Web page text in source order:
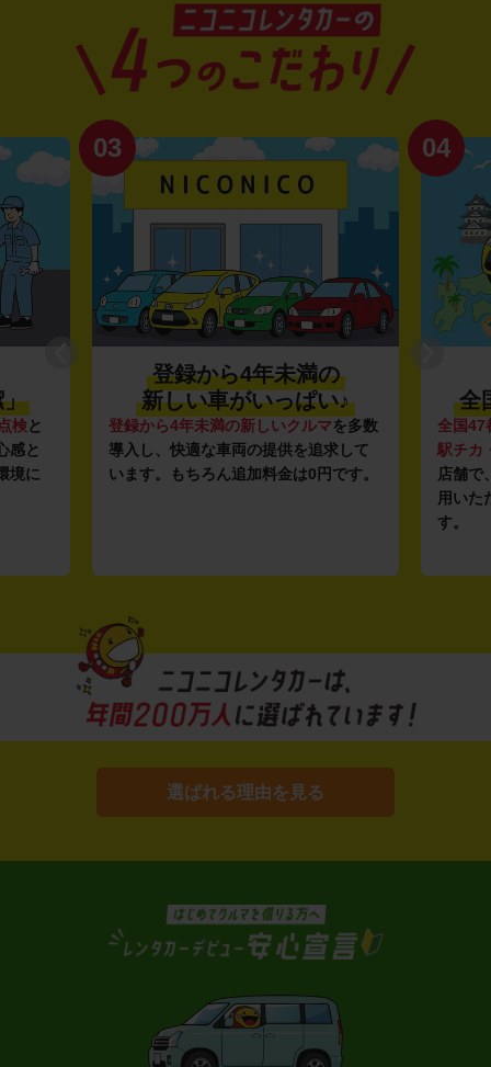
」
検と
感と
境に
03
登録から4年未満の
新しい車がいっぱい♪
登録から4年未満の新しいクルマを多数
導入し、快適な車両の提供を追求して
います。もちろん追加料金は0円です。
04
全
全国47
駅チカ
店舗で
用いた
す。
選ばれる理由を見る